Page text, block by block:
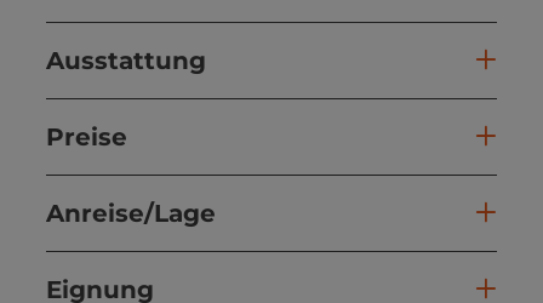
Ausstattung
Preise
Anreise/Lage
Eignung